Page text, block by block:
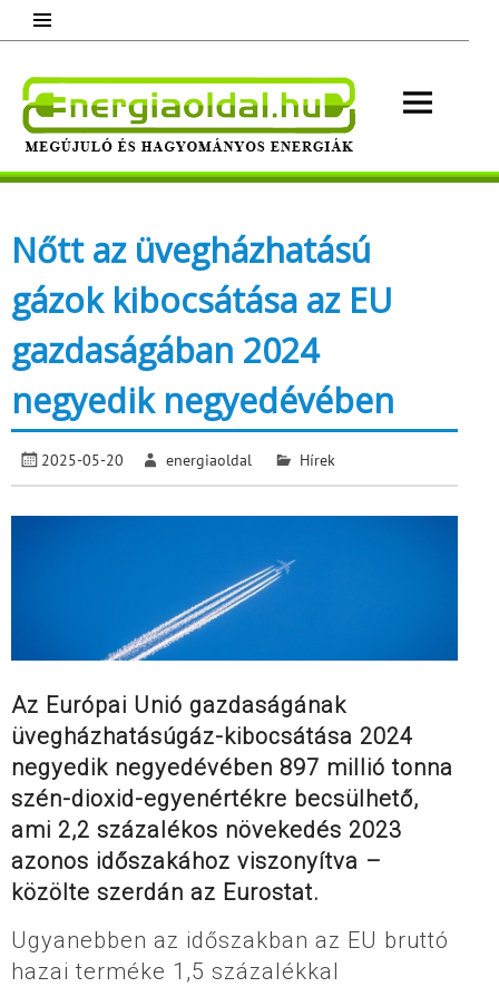
content
Megújuló és hagyományos energiák.
Nőtt az üvegházhatású
gázok kibocsátása az EU
gazdaságában 2024
negyedik negyedévében
2025-05-20 energiaoldal Hírek
Az Európai Unió gazdaságának
üvegházhatásúgáz-kibocsátása 2024
negyedik negyedévében 897 millió tonna
szén-dioxid-egyenértékre becsülhető,
ami 2,2 százalékos növekedés 2023
azonos időszakához viszonyítva –
közölte szerdán az Eurostat.
Ugyanebben az időszakban az EU bruttó
hazai terméke 1,5 százalékkal